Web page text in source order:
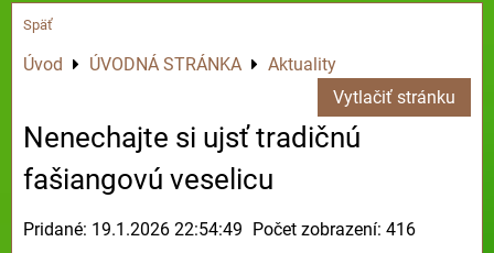
Späť
Úvod ÚVODNÁ STRÁNKA
Aktuality
Vytlačiť stránku
Nenechajte si ujsť tradičnú
fašiangovú veselicu
Pridané: 19.1.2026 22:54:49 Počet zobrazení: 416